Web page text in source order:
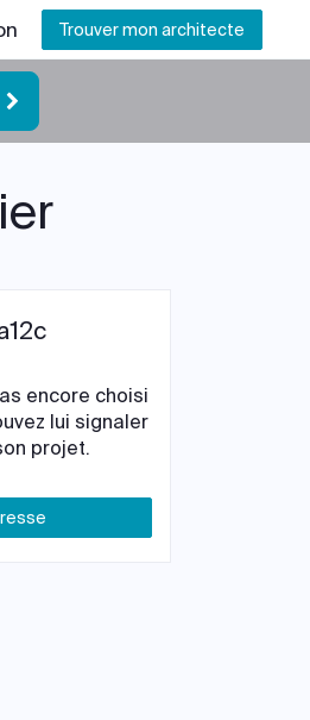
Trouver mon architecte
encore choisi
lui signaler
projet.